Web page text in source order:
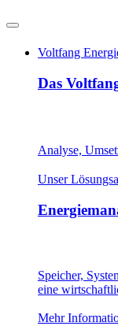
Voltfang
Das
Analyse,
Unser
Speicher,
eine
Mehr